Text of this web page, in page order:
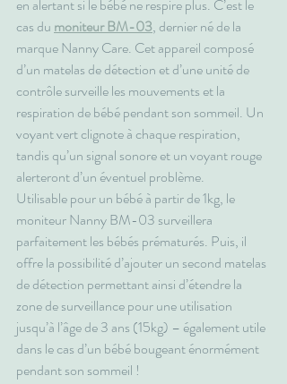
en alertant si le bébé ne respire plus. C’est le
cas du moniteur BM-03, dernier né de la
marque Nanny Care. Cet appareil composé
d’un matelas de détection et d’une unité de
contrôle surveille les mouvements et la
respiration de bébé pendant son sommeil. Un
voyant vert clignote à chaque respiration,
tandis qu’un signal sonore et un voyant rouge
alerteront d’un éventuel problème.
Utilisable pour un bébé à partir de 1kg, le
moniteur Nanny BM-03 surveillera
parfaitement les bébés prématurés. Puis, il
offre la possibilité d’ajouter un second matelas
de détection permettant ainsi d’étendre la
zone de surveillance pour une utilisation
jusqu’à l’âge de 3 ans (15kg) – également utile
dans le cas d’un bébé bougeant énormément
pendant son sommeil !